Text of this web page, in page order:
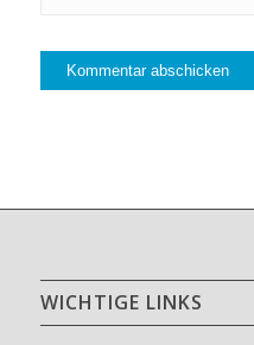
WICHTIGE LINKS